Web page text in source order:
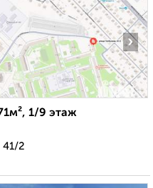
›
1/9 этаж
41/2